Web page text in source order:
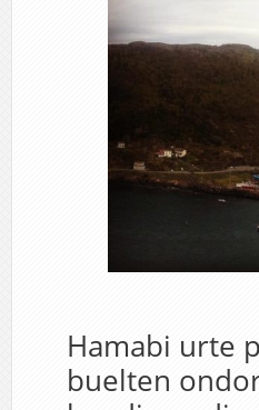
Hamabi urte
buelten